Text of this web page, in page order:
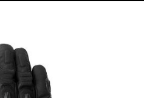
FÜR DAMEN
TRAIL